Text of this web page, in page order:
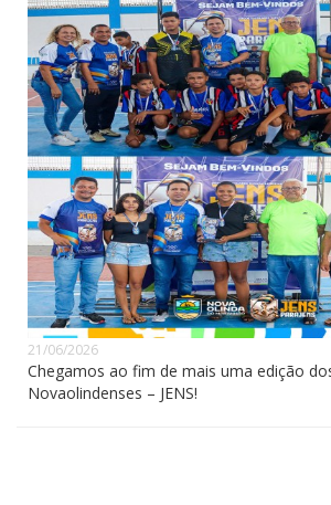
21/06/2026
Chegamos ao fim de mais uma edição
Novaolindenses – JENS!